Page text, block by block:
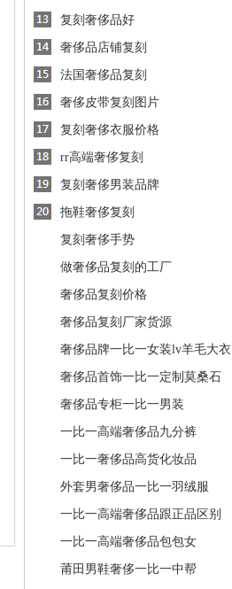
复刻奢侈品好
奢侈品店铺复刻
法国奢侈品复刻
奢侈皮带复刻图片
复刻奢侈衣服价格
rr高端奢侈复刻
复刻奢侈男装品牌
拖鞋奢侈复刻
复刻奢侈手势
做奢侈品复刻的工厂
奢侈品复刻价格
奢侈品复刻厂家货源
奢侈品牌一比一女装lv羊毛大衣
奢侈品首饰一比一定制莫桑石
奢侈品专柜一比一男装
一比一高端奢侈品九分裤
一比一奢侈品高货化妆品
外套男奢侈品一比一羽绒服
一比一高端奢侈品跟正品区别
一比一高端奢侈品包包女
莆田男鞋奢侈一比一中帮